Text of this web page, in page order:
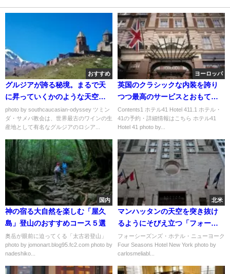
おすすめ
グルジアが誇る秘境。まるで天
に昇っていくかのような天空の
教会「ツミンダ・サメバ教会」
photo by southcaucasian-odyssey ツミン
ダ・サメバ教会は、世界最古のワインの生
産地として有名なグルジアのロシア...
ヨーロッパ
英国のクラシックな内装を誇り
つつ最高のサービスとおもてな
しが魅力的な「ホテル41」
Contents1 ホテル41 Hotel 411.1 ホテル・
41の予約・詳細情報はこちら ホテル41
Hotel 41 photo by...
国内
神の宿る大自然を楽しむ「屋久
島」登山のおすすめコース５選
奥岳が眼前に迫ってくる「太古岩登山」
photo by jomonart.blog95.fc2.com photo by
nadeshiko...
北米
マンハッタンの天空を突き抜け
るようにそびえ立つ「フォーシ
ーズンズ・ホテル・ニューヨー
ク」
フォーシーズンズ・ホテル・ニューヨーク
Four Seasons Hotel New York photo by
carlosmeliabl...